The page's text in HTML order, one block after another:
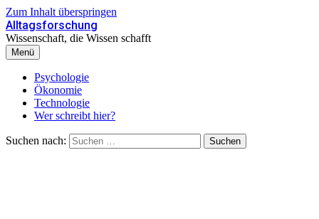
Zum Inhalt überspringen
Alltagsforschung
Wissenschaft, die Wissen schafft
Menü
Psychologie
Ökonomie
Technologie
Wer schreibt hier?
Suchen nach: